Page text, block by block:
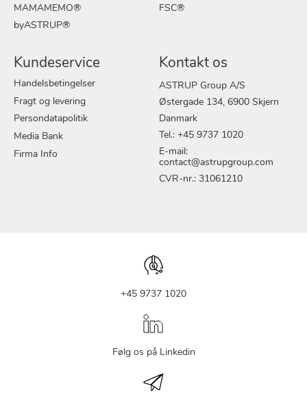
MAMAMEMO®
byASTRUP®
FSC®
Kundeservice
Handelsbetingelser
Fragt og levering
Persondatapolitik
Media Bank
Firma Info
Kontakt os
ASTRUP Group A/S
Østergade 134, 6900 Skjern
Danmark
Tel.: +45 9737 1020
E-mail:
contact@astrupgroup.com
CVR-nr.: 31061210
+45 9737 1020
Følg os på Linkedin